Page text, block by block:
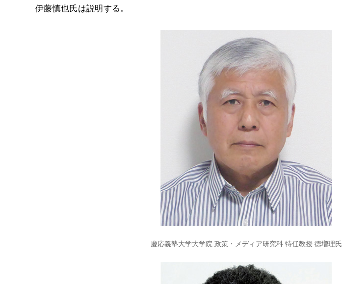
伊藤慎也氏は説明する。
慶応義塾大学大学院 政策・メディア研究科 特任教授 徳増理氏